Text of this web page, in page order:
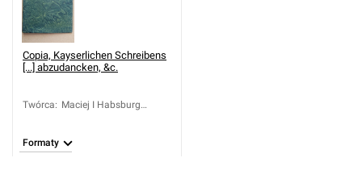
Copia, Kayserlichen Schreibens
[...] abzudancken, &c.
Twórca: Maciej I Habsburg
Formaty